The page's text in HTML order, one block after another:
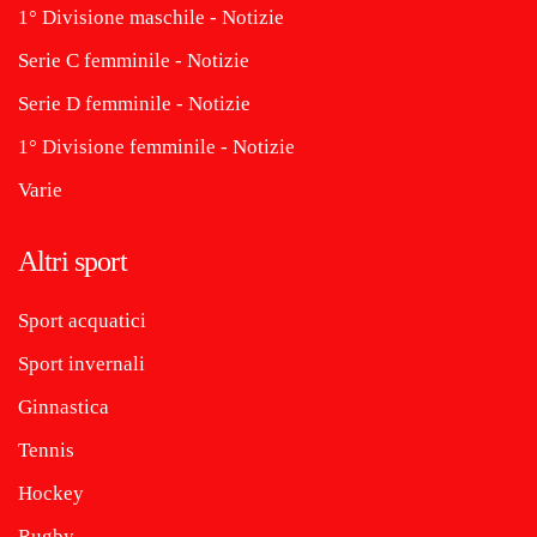
1° Divisione maschile - Notizie
Serie C femminile - Notizie
Serie D femminile - Notizie
1° Divisione femminile - Notizie
Varie
Altri sport
Sport acquatici
Sport invernali
Ginnastica
Tennis
Hockey